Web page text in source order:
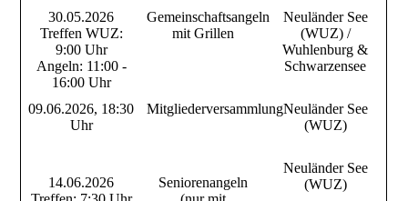
30.05.2026
Treffen WUZ:
9:00 Uhr
Angeln: 11:00 -
16:00 Uhr
Gemeinschaftsangeln
mit Grillen
Neuländer See
(WUZ) /
Wuhlenburg &
Schwarzensee
09.06.2026, 18:30
Uhr
MitgliederversammlungNeuländer See
(WUZ)
14.06.2026
Seniorenangeln
Neuländer See
(WUZ)